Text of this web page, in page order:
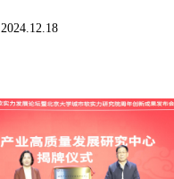
2024.12.18